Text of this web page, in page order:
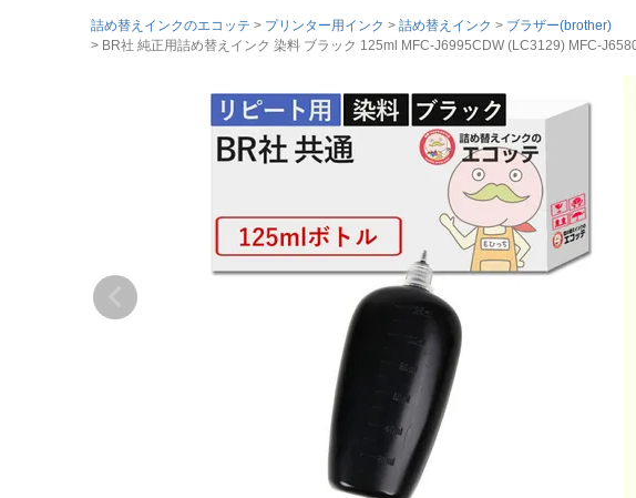
詰め替えインクのエコッテ プリンター用インク 詰め替えインク
ブラザー(brother)
BR社 純正用詰め替えインク 染料 ブラック 125ml MFC-J6995CDW (LC3129) MFC-